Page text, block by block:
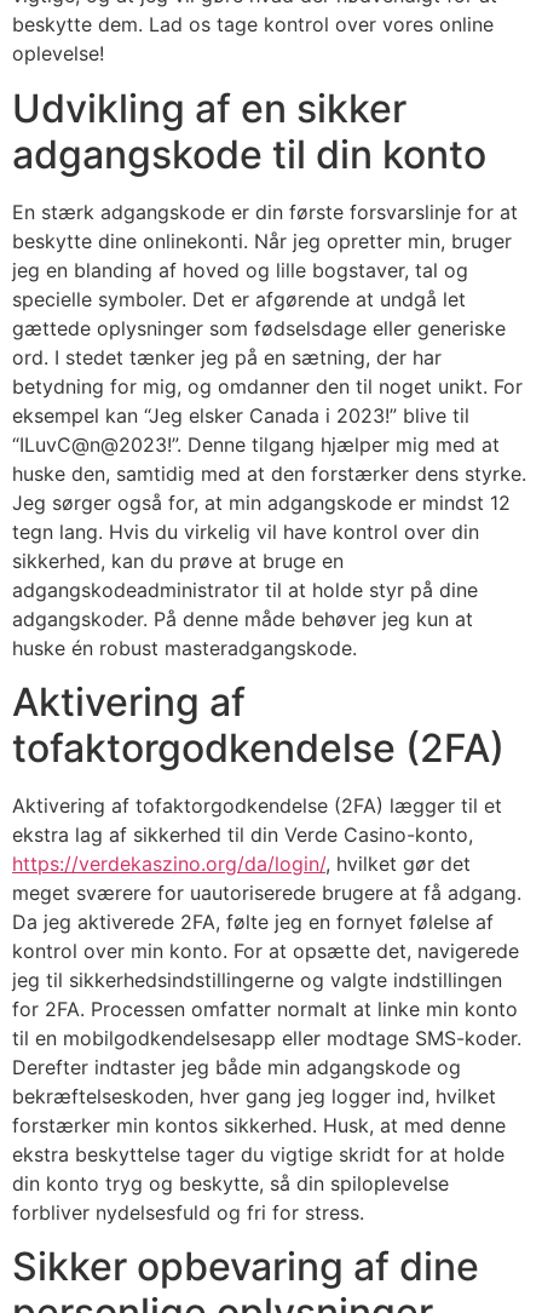
beskytte dem. Lad os tage kontrol over vores online
oplevelse!
Udvikling af en sikker
adgangskode til din konto
En stærk adgangskode er din første forsvarslinje for at
beskytte dine onlinekonti. Når jeg opretter min, bruger
jeg en blanding af hoved og lille bogstaver, tal og
specielle symboler. Det er afgørende at undgå let
gættede oplysninger som fødselsdage eller generiske
ord. I stedet tænker jeg på en sætning, der har
betydning for mig, og omdanner den til noget unikt. For
eksempel kan “Jeg elsker Canada i 2023!” blive til
“ILuvC@n@2023!”. Denne tilgang hjælper mig med at
huske den, samtidig med at den forstærker dens styrke.
Jeg sørger også for, at min adgangskode er mindst 12
tegn lang. Hvis du virkelig vil have kontrol over din
sikkerhed, kan du prøve at bruge en
adgangskodeadministrator til at holde styr på dine
adgangskoder. På denne måde behøver jeg kun at
huske én robust masteradgangskode.
Aktivering af
tofaktorgodkendelse (2FA)
Aktivering af tofaktorgodkendelse (2FA) lægger til et
ekstra lag af sikkerhed til din Verde Casino-konto,
https://verdekaszino.org/da/login/, hvilket gør det
meget sværere for uautoriserede brugere at få adgang.
Da jeg aktiverede 2FA, følte jeg en fornyet følelse af
kontrol over min konto. For at opsætte det, navigerede
jeg til sikkerhedsindstillingerne og valgte indstillingen
for 2FA. Processen omfatter normalt at linke min konto
til en mobilgodkendelsesapp eller modtage SMS-koder.
Derefter indtaster jeg både min adgangskode og
bekræftelseskoden, hver gang jeg logger ind, hvilket
forstærker min kontos sikkerhed. Husk, at med denne
ekstra beskyttelse tager du vigtige skridt for at holde
din konto tryg og beskytte, så din spiloplevelse
forbliver nydelsesfuld og fri for stress.
Sikker opbevaring af dine